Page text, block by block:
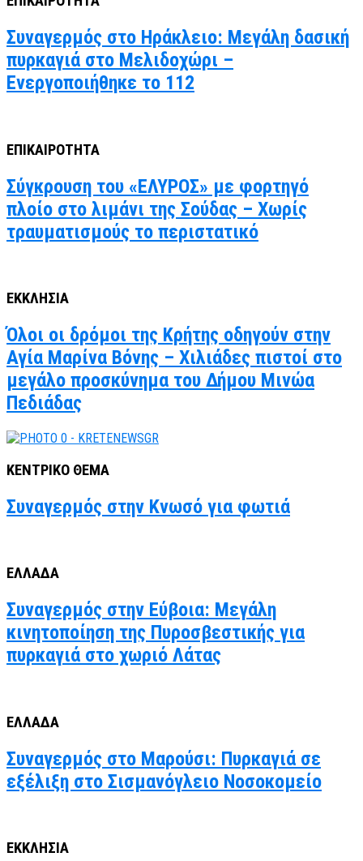
Συναγερμός στο Ηράκλειο: Μεγάλη δασική
πυρκαγιά στο Μελιδοχώρι –
Ενεργοποιήθηκε το 112
ΕΠΙΚΑΙΡΟΤΗΤΑ
Σύγκρουση του «ΕΛΥΡΟΣ» με φορτηγό
πλοίο στο λιμάνι της Σούδας – Χωρίς
τραυματισμούς το περιστατικό
ΕΚΚΛΗΣΙΑ
Όλοι οι δρόμοι της Κρήτης οδηγούν στην
Αγία Μαρίνα Βόνης – Χιλιάδες πιστοί στο
μεγάλο προσκύνημα του Δήμου Μινώα
Πεδιάδας
ΚΕΝΤΡΙΚΟ ΘΕΜΑ
Συναγερμός στην Κνωσό για φωτιά
ΕΛΛΑΔΑ
Συναγερμός στην Εύβοια: Μεγάλη
κινητοποίηση της Πυροσβεστικής για
πυρκαγιά στο χωριό Λάτας
ΕΛΛΑΔΑ
Συναγερμός στο Μαρούσι: Πυρκαγιά σε
εξέλιξη στο Σισμανόγλειο Νοσοκομείο
ΕΚΚΛΗΣΙΑ